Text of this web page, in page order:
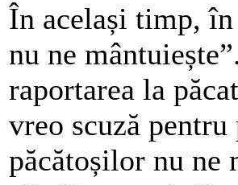
În același timp, în
nu ne
raportarea la
vreo scuză
păcătoșilor nu ne